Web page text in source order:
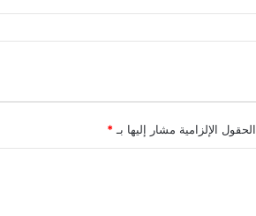
الحقول الإلزامية مشار إليها بـ *